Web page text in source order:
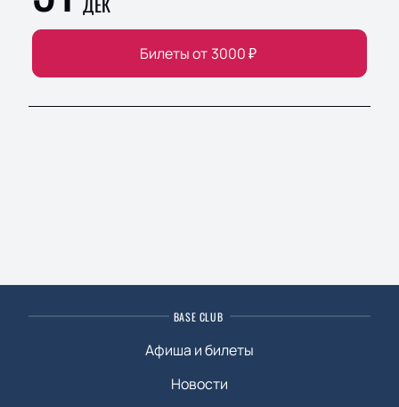
Билеты от 3000₽
BASE CLUB
Афиша и билеты
Новости